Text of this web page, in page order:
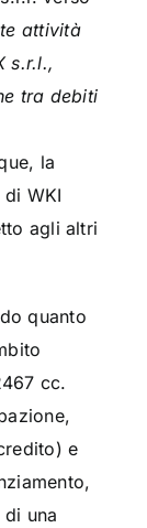
attività
s.r.l.,
tra debiti
la
WKI
agli altri
quanto
cc.
e
una